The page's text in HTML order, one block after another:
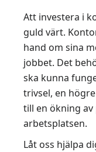
Att investera i
guld värt.
hand om sina
jobbet. Det
ska kunna
trivsel, en
till en ökning
arbetsplatsen.
Låt oss hjälpa